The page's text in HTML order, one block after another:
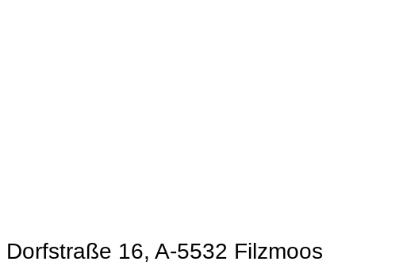
Dorfstraße 16, A-5532 Filzmoos